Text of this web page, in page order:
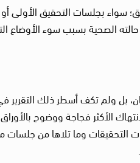
سواء بجلسات التحقيق الأولى
الصحية بسبب سوء الأوضاع
بل ولم تكف أسطر ذلك التقرير
الأكثر فجاجة ووضوح
التحقيقات وما تلاها من جلسات